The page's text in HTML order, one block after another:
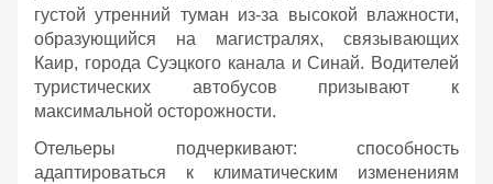
густой утренний туман из-за высокой влажности,
образующийся на магистралях, связывающих
Каир, города Суэцкого канала и Синай. Водителей
туристических автобусов призывают к
максимальной осторожности.
Отельеры подчеркивают: способность
адаптироваться к климатическим изменениям